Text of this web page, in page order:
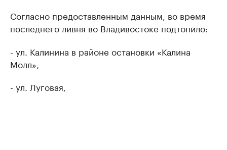
Согласно предоставленным данным, во время
последнего ливня во Владивостоке подтопило:
- ул. Калинина в районе остановки «Калина
Молл»,
- ул. Луговая,